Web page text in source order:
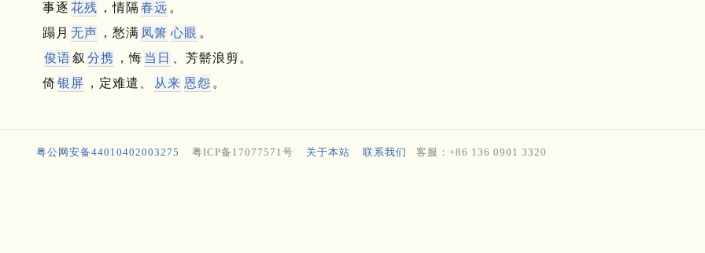
事逐 花残 ，情隔 春远 。
蹋月 无声 ，愁满 凤箫 心眼 。
俊语叙 分携 ，悔 当日
、芳鬋浪剪。
倚银屏 ，定难遣、 从来 恩怨 。
粤公网安备44010402003275 粤ICP备17077571号 关于本站 联系我们 客服：+86 136 0901 3320